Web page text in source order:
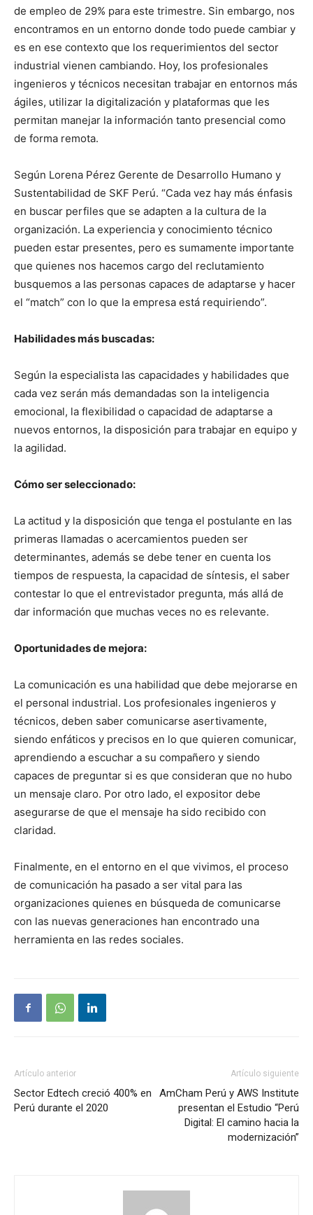
de empleo de 29% para este trimestre. Sin embargo, nos
encontramos en un entorno donde todo puede cambiar y
es en ese contexto que los requerimientos del sector
industrial vienen cambiando. Hoy, los profesionales
ingenieros y técnicos necesitan trabajar en entornos más
ágiles, utilizar la digitalización y plataformas que les
permitan manejar la información tanto presencial como
de forma remota.
Según Lorena Pérez Gerente de Desarrollo Humano y
Sustentabilidad de SKF Perú. “Cada vez hay más énfasis
en buscar perfiles que se adapten a la cultura de la
organización. La experiencia y conocimiento técnico
pueden estar presentes, pero es sumamente importante
que quienes nos hacemos cargo del reclutamiento
busquemos a las personas capaces de adaptarse y hacer
el “match” con lo que la empresa está requiriendo”.
Habilidades más buscadas:
Según la especialista las capacidades y habilidades que
cada vez serán más demandadas son la inteligencia
emocional, la flexibilidad o capacidad de adaptarse a
nuevos entornos, la disposición para trabajar en equipo y
la agilidad.
Cómo ser seleccionado:
La actitud y la disposición que tenga el postulante en las
primeras llamadas o acercamientos pueden ser
determinantes, además se debe tener en cuenta los
tiempos de respuesta, la capacidad de síntesis, el saber
contestar lo que el entrevistador pregunta, más allá de
dar información que muchas veces no es relevante.
Oportunidades de mejora:
La comunicación es una habilidad que debe mejorarse en
el personal industrial. Los profesionales ingenieros y
técnicos, deben saber comunicarse asertivamente,
siendo enfáticos y precisos en lo que quieren comunicar,
aprendiendo a escuchar a su compañero y siendo
capaces de preguntar si es que consideran que no hubo
un mensaje claro. Por otro lado, el expositor debe
asegurarse de que el mensaje ha sido recibido con
claridad.
Finalmente, en el entorno en el que vivimos, el proceso
de comunicación ha pasado a ser vital para las
organizaciones quienes en búsqueda de comunicarse
con las nuevas generaciones han encontrado una
herramienta en las redes sociales.
Artículo anterior
Sector Edtech creció 400% en
Perú durante el 2020
Artículo siguiente
AmCham Perú y AWS Institute
presentan el Estudio “Perú
Digital: El camino hacia la
modernización”